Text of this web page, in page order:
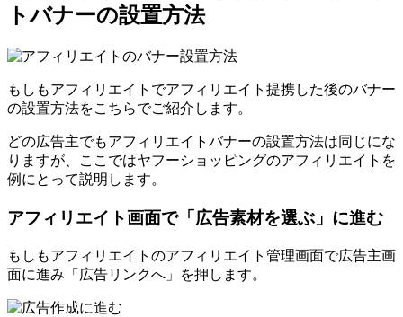
トバナーの設置方法
もしもアフィリエイトでアフィリエイト提携した後のバナー
の設置方法をこちらでご紹介します。
どの広告主でもアフィリエイトバナーの設置方法は同じにな
りますが、ここではヤフーショッピングのアフィリエイトを
例にとって説明します。
アフィリエイト画面で「広告素材を選ぶ」に進む
もしもアフィリエイトのアフィリエイト管理画面で広告主画
面に進み「広告リンクへ」を押します。